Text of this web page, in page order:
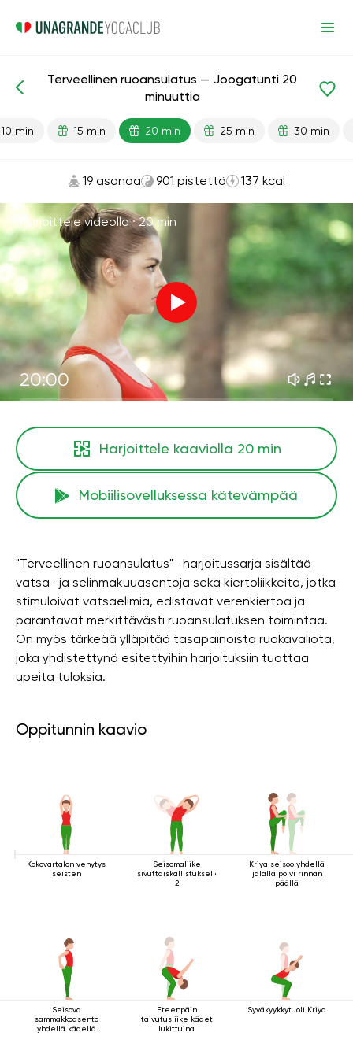
Ruoansulatus
Terveellinen ruoansulatus — Joogatunti 20
minuuttia
10 min 15 min 20 min 25 min 30 min
19 asanaa 901 pistettä 137 kcal
Harjoittele videolla ·20 min
20:00
Harjoittele kaaviolla 20 min
Mobiilisovelluksessa kätevämpää
"Terveellinen ruoansulatus" -harjoitussarja sisältää
vatsa- ja selinmakuuasentoja sekä kiertoliikkeitä, jotka
stimuloivat vatsaelimiä, edistävät verenkiertoa ja
parantavat merkittävästi ruoansulatuksen toimintaa.
On myös tärkeää ylläpitää tasapainoista ruokavaliota,
joka yhdistettynä esitettyihin harjoituksiin tuottaa
upeita tuloksia.
Oppitunnin kaavio
Kokovartalon venytys
seisten
Seisomaliike
sivuttaiskallistuksella
2
Kriya seisoo yhdellä
jalalla polvi rinnan
päällä
Seisova
sammakkoasento
yhdellä kädellä
Eteenpäin
taivutusliike kädet
lukittuina
Syväkyykkytuoli Kriya